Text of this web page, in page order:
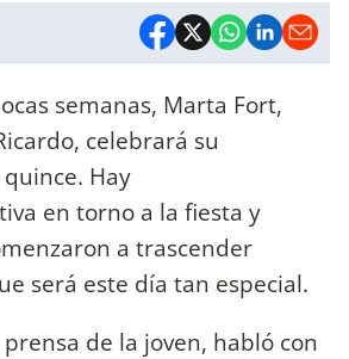
semanas, Marta Fort,
celebrará su
Hay
en torno a la fiesta y
a trascender
será este día tan especial.
de la joven, habló con